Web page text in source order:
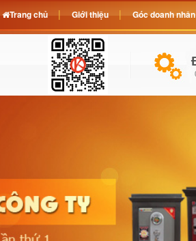
Trang chủ Giới thiệu Góc doanh nhân